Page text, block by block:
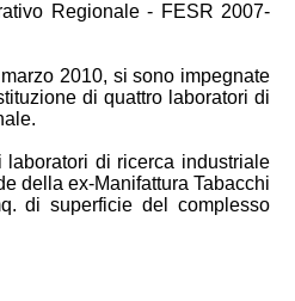
Regionale - FESR 2007-
2010, si sono impegnate
di quattro laboratori di
laboratori di ricerca industriale
della ex-Manifattura Tabacchi
di superficie del complesso